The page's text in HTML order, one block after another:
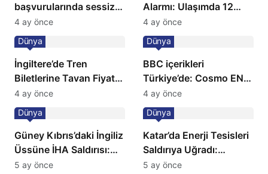
başvurularında sessiz
kriz: Büyükelçilikten
açıklama!
4 ay önce
Alarmı: Ulaşımda 12
Günlük Kaos Kapıda
4 ay önce
İngiltere’de Tren
Biletlerine Tavan Fiyat:
Ulaşımda Yeni
Düzenleme
Dünya
4 ay önce
BBC içerikleri
Türkiye’de: Cosmo EN
ve BBC Player yayında
Dünya
4 ay önce
Güney Kıbrıs’daki İngiliz
Üssüne İHA Saldırısı:
Patlama, Sirenler ve
Dünya
5 ay önce
Katar’da Enerji Tesisleri
Saldırıya Uğradı:
Avrupa’da Doğalgaz
Dünya
5 ay önce